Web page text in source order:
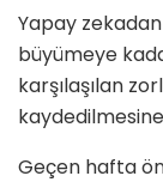
Yapay
büyümeye
karşılaşılan
kaydedilmesine
Geçen hafta